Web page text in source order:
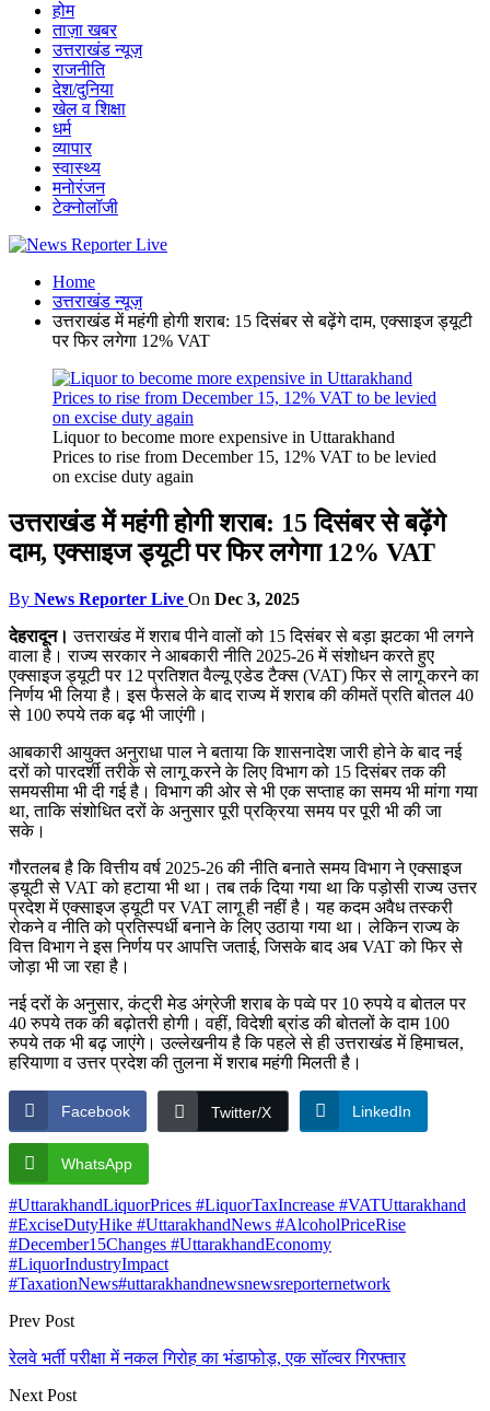
होम
ताज़ा खबर
उत्तराखंड न्यूज़
राजनीति
देश/दुनिया
खेल व शिक्षा
धर्म
व्यापार
स्वास्थ्य
मनोरंजन
टेक्नोलॉजी
Home
उत्तराखंड न्यूज़
उत्तराखंड में महंगी होगी शराब: 15 दिसंबर से बढ़ेंगे दाम, एक्साइज ड्यूटी
पर फिर लगेगा 12% VAT
Liquor to become more expensive in Uttarakhand
Prices to rise from December 15, 12% VAT to be levied
on excise duty again
उत्तराखंड में महंगी होगी शराब: 15 दिसंबर से बढ़ेंगे
दाम, एक्साइज ड्यूटी पर फिर लगेगा 12% VAT
By News Reporter Live On Dec 3, 2025
देहरादून। उत्तराखंड में शराब पीने वालों को 15 दिसंबर से बड़ा झटका भी लगने
वाला है। राज्य सरकार ने आबकारी नीति 2025-26 में संशोधन करते हुए
एक्साइज ड्यूटी पर 12 प्रतिशत वैल्यू एडेड टैक्स (VAT) फिर से लागू करने का
निर्णय भी लिया है। इस फैसले के बाद राज्य में शराब की कीमतें प्रति बोतल 40
से 100 रुपये तक बढ़ भी जाएंगी।
आबकारी आयुक्त अनुराधा पाल ने बताया कि शासनादेश जारी होने के बाद नई
दरों को पारदर्शी तरीके से लागू करने के लिए विभाग को 15 दिसंबर तक की
समयसीमा भी दी गई है। विभाग की ओर से भी एक सप्ताह का समय भी मांगा गया
था, ताकि संशोधित दरों के अनुसार पूरी प्रक्रिया समय पर पूरी भी की जा
सके।
गौरतलब है कि वित्तीय वर्ष 2025-26 की नीति बनाते समय विभाग ने एक्साइज
ड्यूटी से VAT को हटाया भी था। तब तर्क दिया गया था कि पड़ोसी राज्य उत्तर
प्रदेश में एक्साइज ड्यूटी पर VAT लागू ही नहीं है। यह कदम अवैध तस्करी
रोकने व नीति को प्रतिस्पर्धी बनाने के लिए उठाया गया था। लेकिन राज्य के
वित्त विभाग ने इस निर्णय पर आपत्ति जताई, जिसके बाद अब VAT को फिर से
जोड़ा भी जा रहा है।
नई दरों के अनुसार, कंट्री मेड अंग्रेजी शराब के पव्वे पर 10 रुपये व बोतल पर
40 रुपये तक की बढ़ोतरी होगी। वहीं, विदेशी ब्रांड की बोतलों के दाम 100
रुपये तक भी बढ़ जाएंगे। उल्लेखनीय है कि पहले से ही उत्तराखंड में हिमाचल,
हरियाणा व उत्तर प्रदेश की तुलना में शराब महंगी मिलती है।
Facebook Twitter/X LinkedIn
WhatsApp
#UttarakhandLiquorPrices #LiquorTaxIncrease #VATUttarakhand
#ExciseDutyHike #UttarakhandNews #AlcoholPriceRise
#December15Changes #UttarakhandEconomy
#LiquorIndustryImpact
#TaxationNews#uttarakhandnewsnewsreporternetwork
Prev Post
रेलवे भर्ती परीक्षा में नकल गिरोह का भंडाफोड़, एक सॉल्वर गिरफ्तार
Next Post